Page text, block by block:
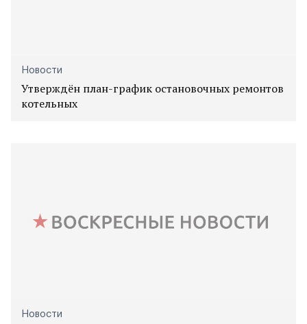
Новости
Утверждён план-график остановочных ремонтов
котельных
Новости